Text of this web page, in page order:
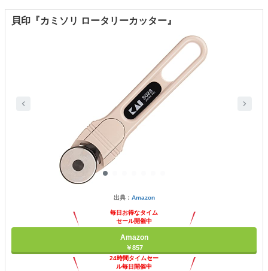
貝印『カミソリ ロータリーカッター』
出典： Amazon
毎日お得なタイム
セール開催中
Amazon
￥857
24時間タイムセー
ル毎日開催中